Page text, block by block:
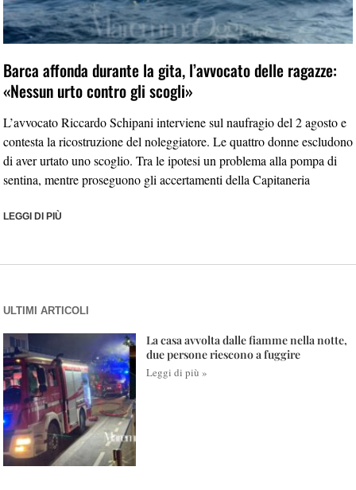
Barca affonda durante la gita, l’avvocato delle ragazze:
«Nessun urto contro gli scogli»
L’avvocato Riccardo Schipani interviene sul naufragio del 2 agosto e
contesta la ricostruzione del noleggiatore. Le quattro donne escludono
di aver urtato uno scoglio. Tra le ipotesi un problema alla pompa di
sentina, mentre proseguono gli accertamenti della Capitaneria
LEGGI DI PIÙ
ULTIMI ARTICOLI
La casa avvolta dalle fiamme nella notte,
due persone riescono a fuggire
Leggi di più »